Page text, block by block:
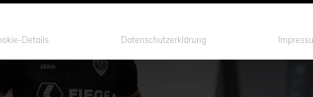
Details Datenschutzerklärung